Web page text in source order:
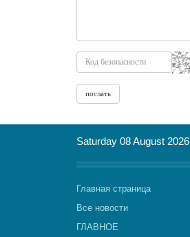
Saturday 08 August 2026
Главная страница
Все новости
ГЛАВНОЕ